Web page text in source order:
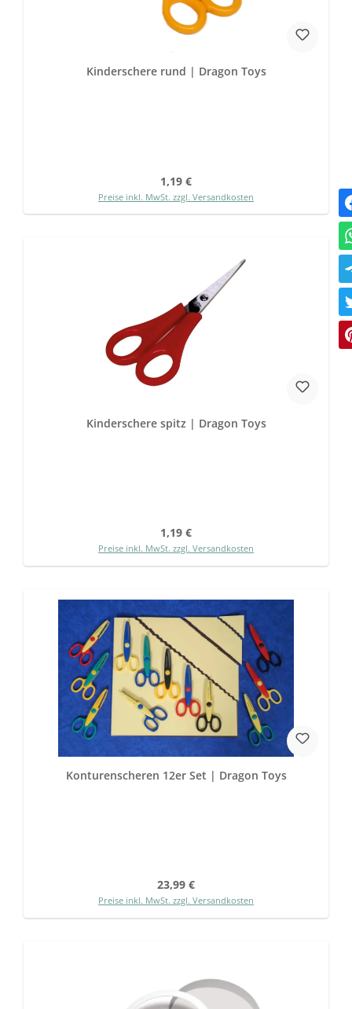
Kinderschere rund | Dragon Toys
Regulärer Preis:
1,19 €
Preise inkl. MwSt. zzgl. Versandkosten
Kinderschere spitz | Dragon Toys
Regulärer Preis:
1,19 €
Preise inkl. MwSt. zzgl. Versandkosten
Konturenscheren 12er Set | Dragon Toys
Regulärer Preis:
23,99 €
Preise inkl. MwSt. zzgl. Versandkosten